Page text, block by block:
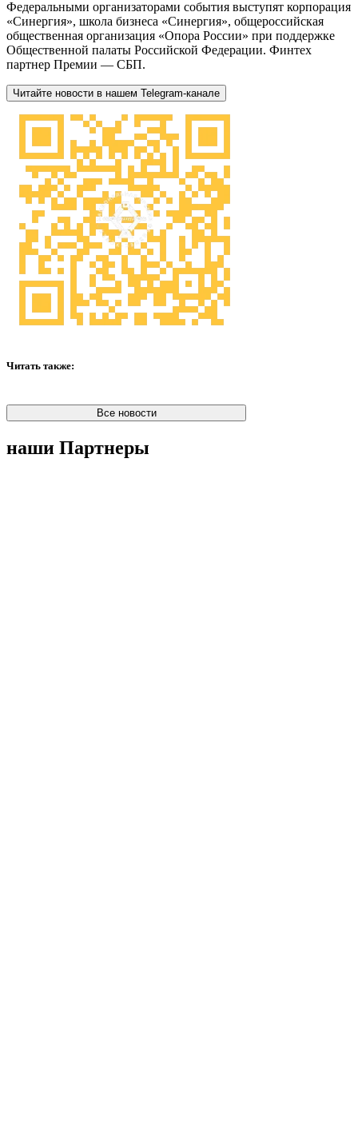
Федеральными организаторами события выступят корпорация
«Синергия», школа бизнеса «Синергия», общероссийская
общественная организация «Опора России» при поддержке
Общественной палаты Российской Федерации. Финтех
партнер Премии — СБП.
Читайте новости в нашем Telegram-канале
Читать также:
Все новости
наши Партнеры